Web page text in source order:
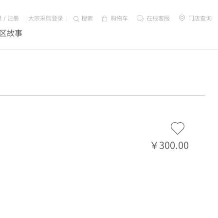
/ 注册 | 大宗采购登录 | 搜索 购物车 在线客服 门店查询
故事
￥300.00